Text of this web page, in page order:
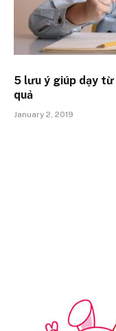
5 lưu ý giúp dạy
quả
January 2, 2019